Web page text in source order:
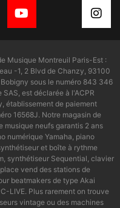
Musique Montreuil Paris-Est :
-1, 2 Blvd de Chanzy, 93100
sous le numéro 843 346
est déclarée à l'ACPR
établissement de paiement
16568J. Notre magasin de
musique neufs garantis 2 ans
numérique Yamaha, piano
et boîte à rythme
synthétiseur Sequential, clavier
vend des stations de
beatmakers de type Akai
LIVE. Plus rarement on trouve
vintage ou des machines